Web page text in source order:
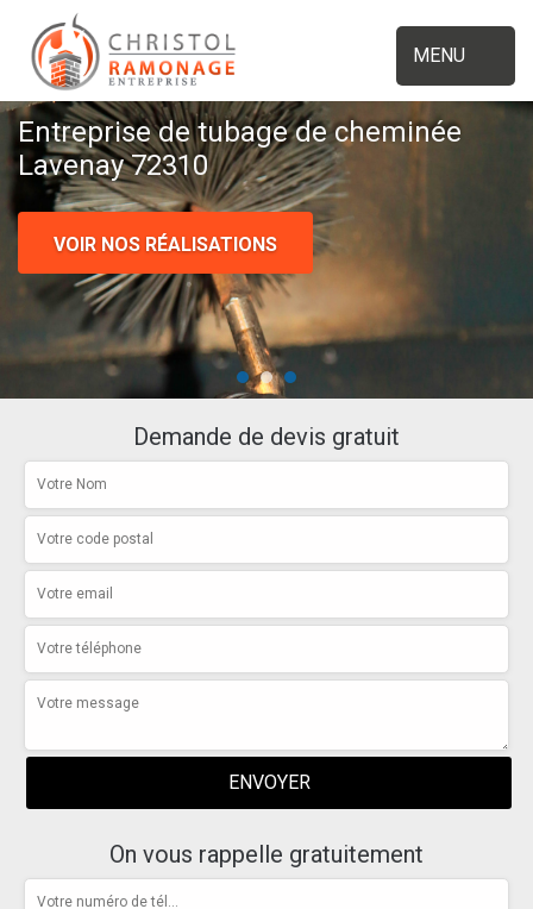
MENU
Entreprise de tubage de cheminée
Lavenay 72310
VOIR NOS RÉALISATIONS
Demande de devis gratuit
On vous rappelle gratuitement